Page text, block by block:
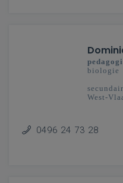
biologie
West-
0496 24 73 28